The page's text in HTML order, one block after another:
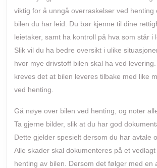
viktig for å unngå overraskelser ved henting
bilen du har leid. Du bør kjenne til dine
leietaker, samt ha kontroll på hva som står i
Slik vil du ha bedre oversikt i ulike
hvor mye drivstoff bilen skal ha ved
kreves det at bilen leveres tilbake med like
ved henting.
Gå nøye over bilen ved henting, og noter
Ta gjerne bilder, slik at du har god
Dette gjelder spesielt dersom du har avtale
Alle skader skal dokumenteres på et
henting av bilen. Dersom det følger med en